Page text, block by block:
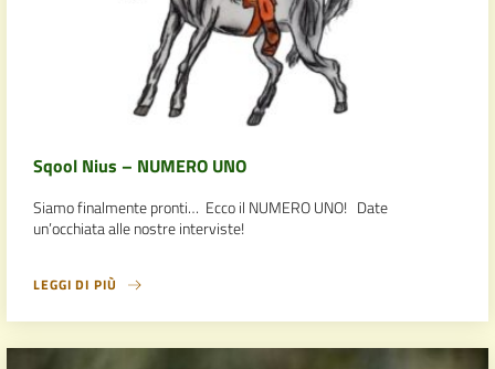
Sqool Nius – NUMERO UNO
Siamo finalmente pronti… Ecco il NUMERO UNO! Date
un’occhiata alle nostre interviste!
LEGGI DI PIÙ